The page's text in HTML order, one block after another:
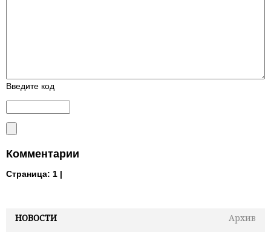
НОВОСТИ
Архив
Введите код
Комментарии
Страница: 1 |